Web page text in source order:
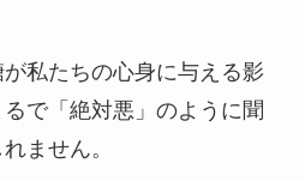
私たちの心身に与える影
で「絶対悪」のように聞
ません。